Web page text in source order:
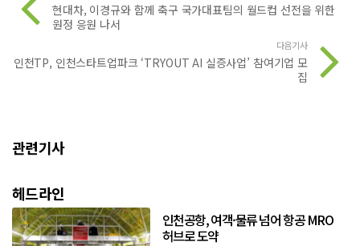
현대차, 이경규와 함께 축구 국가대표팀의 월드컵 선전을 위한
원정 응원 나서
다음기사
인천TP, 인천스타트업파크 ‘TRYOUT AI 실증사업’ 참여기업 모
집
관련기사
헤드라인
인천공항, 여객·물류 넘어 항공 MRO
허브로 도약